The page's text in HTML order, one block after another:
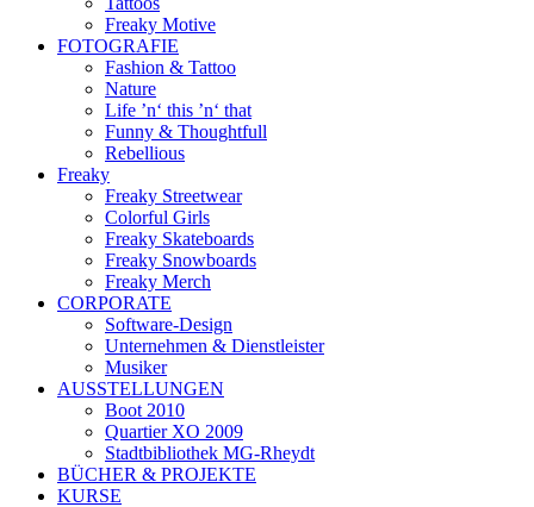
Freaky Motive
FOTOGRAFIE
Fashion & Tattoo
Nature
Life ’n‘ this ’n‘ that
Funny & Thoughtfull
Rebellious
Freaky
Freaky Streetwear
Colorful Girls
Freaky Skateboards
Freaky Snowboards
Freaky Merch
CORPORATE
Software-Design
Unternehmen & Dienstleister
Musiker
AUSSTELLUNGEN
Boot 2010
Quartier XO 2009
Stadtbibliothek MG-Rheydt
BÜCHER & PROJEKTE
KURSE